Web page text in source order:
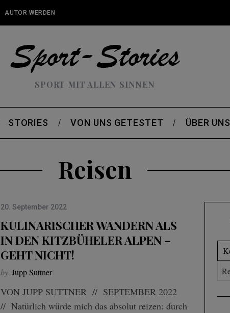
AUTOR WERDEN
SPORT MIT ALLEN SINNEN
STORIES VON UNS GETESTET ÜBER UNS
Reisen
20. September 2022
KULINARISCHER WANDERN ALS
IN DEN KITZBÜHELER ALPEN –
GEHT NICHT!
by Jupp Suttner
VON JUPP SUTTNER // SEPTEMBER 2022
// Natürlich würde mich das absolut reizen: durch